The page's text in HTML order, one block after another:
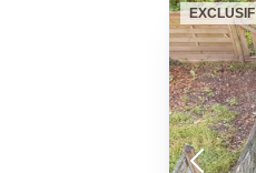
EXCLUSIF